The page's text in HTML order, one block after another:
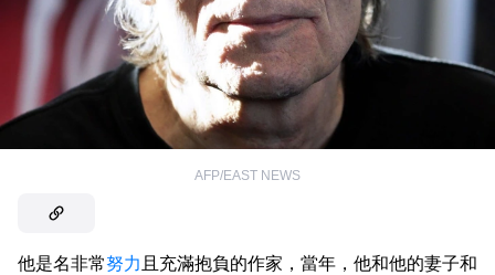
AFP/EAST NEWS
他是名非常努力 且充滿抱負的作家，當年，他和他的妻子和